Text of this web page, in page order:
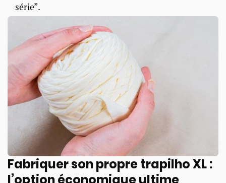
série”.
Fabriquer son propre trapilho XL :